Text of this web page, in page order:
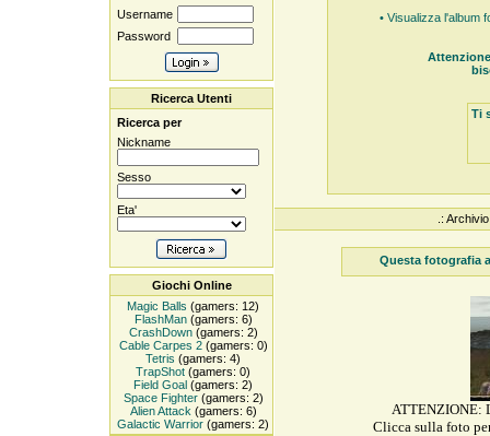
Username
Password
Ricerca Utenti
Ricerca per
Nickname
Sesso
Eta'
Giochi Online
Magic Balls (gamers: 12)
FlashMan(gamers: 6)
CrashDown(gamers: 2)
Cable Carpes 2(gamers: 0)
Tetris (gamers: 4)
TrapShot (gamers: 0)
Field Goal (gamers: 2)
Space Fighter(gamers: 2)
Alien Attack (gamers: 6)
Galactic Warrior (gamers: 2)
• Visualizza l'album
Ti
.:
Questa fotografia
ATTENZIONE:
Clicca sulla foto